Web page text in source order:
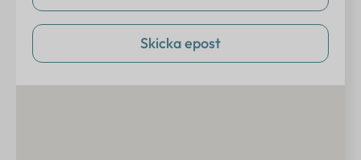
Adress
Skicka epost